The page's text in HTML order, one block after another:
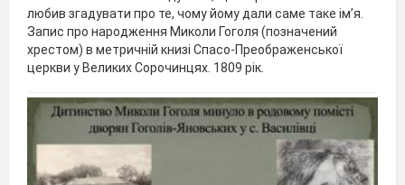
любив згадувати про те, чому йому дали саме таке ім’я.
Запис про народження Миколи Гоголя (позначений
хрестом) в метричній книзі Спасо-Преображенської
церкви у Великих Сорочинцях. 1809 рік.